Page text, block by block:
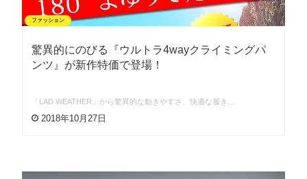
ファッション
驚異的にのびる『ウルトラ4wayクライミングパ
ンツ』が新作特価で登場！
「LAD WEATHER」から驚異的な動きやすさ、快適な履き…
2018年10月27日